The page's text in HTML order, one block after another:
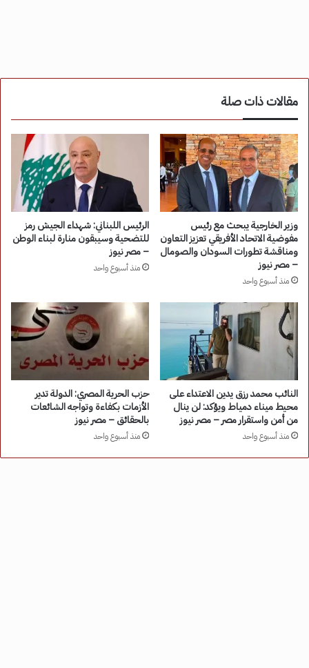
مقالات ذات صلة
وزير الخارجية يبحث مع رئيس
مفوضية الاتحاد الأفريقي تعزيز التعاون
ومناقشة تطورات السودان والصومال
– مصر نيوز
منذ أسبوع واحد
الرئيس اللبناني: شهداء الجيش رمز
للتضحية وسيبقون منارة لبناء الوطن
– مصر نيوز
منذ أسبوع واحد
النائب محمد رزق يدين الاعتداء على
محيط ميناء دمياط ويؤكد: لن ينال
من أمن واستقرار مصر – مصر نيوز
منذ أسبوع واحد
حزب الحرية المصري: الدولة تدير
الأزمات بكفاءة وتواجه الشائعات
بالحقائق – مصر نيوز
منذ أسبوع واحد